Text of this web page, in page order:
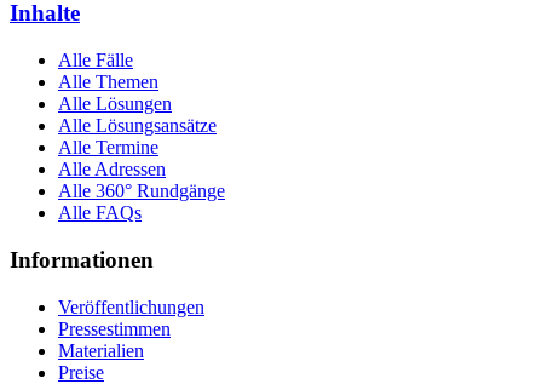
Inhalte
Alle Fälle
Alle Themen
Alle Lösungen
Alle Lösungsansätze
Alle Termine
Alle Adressen
Alle 360° Rundgänge
Alle FAQs
Informationen
Veröffentlichungen
Pressestimmen
Materialien
Preise